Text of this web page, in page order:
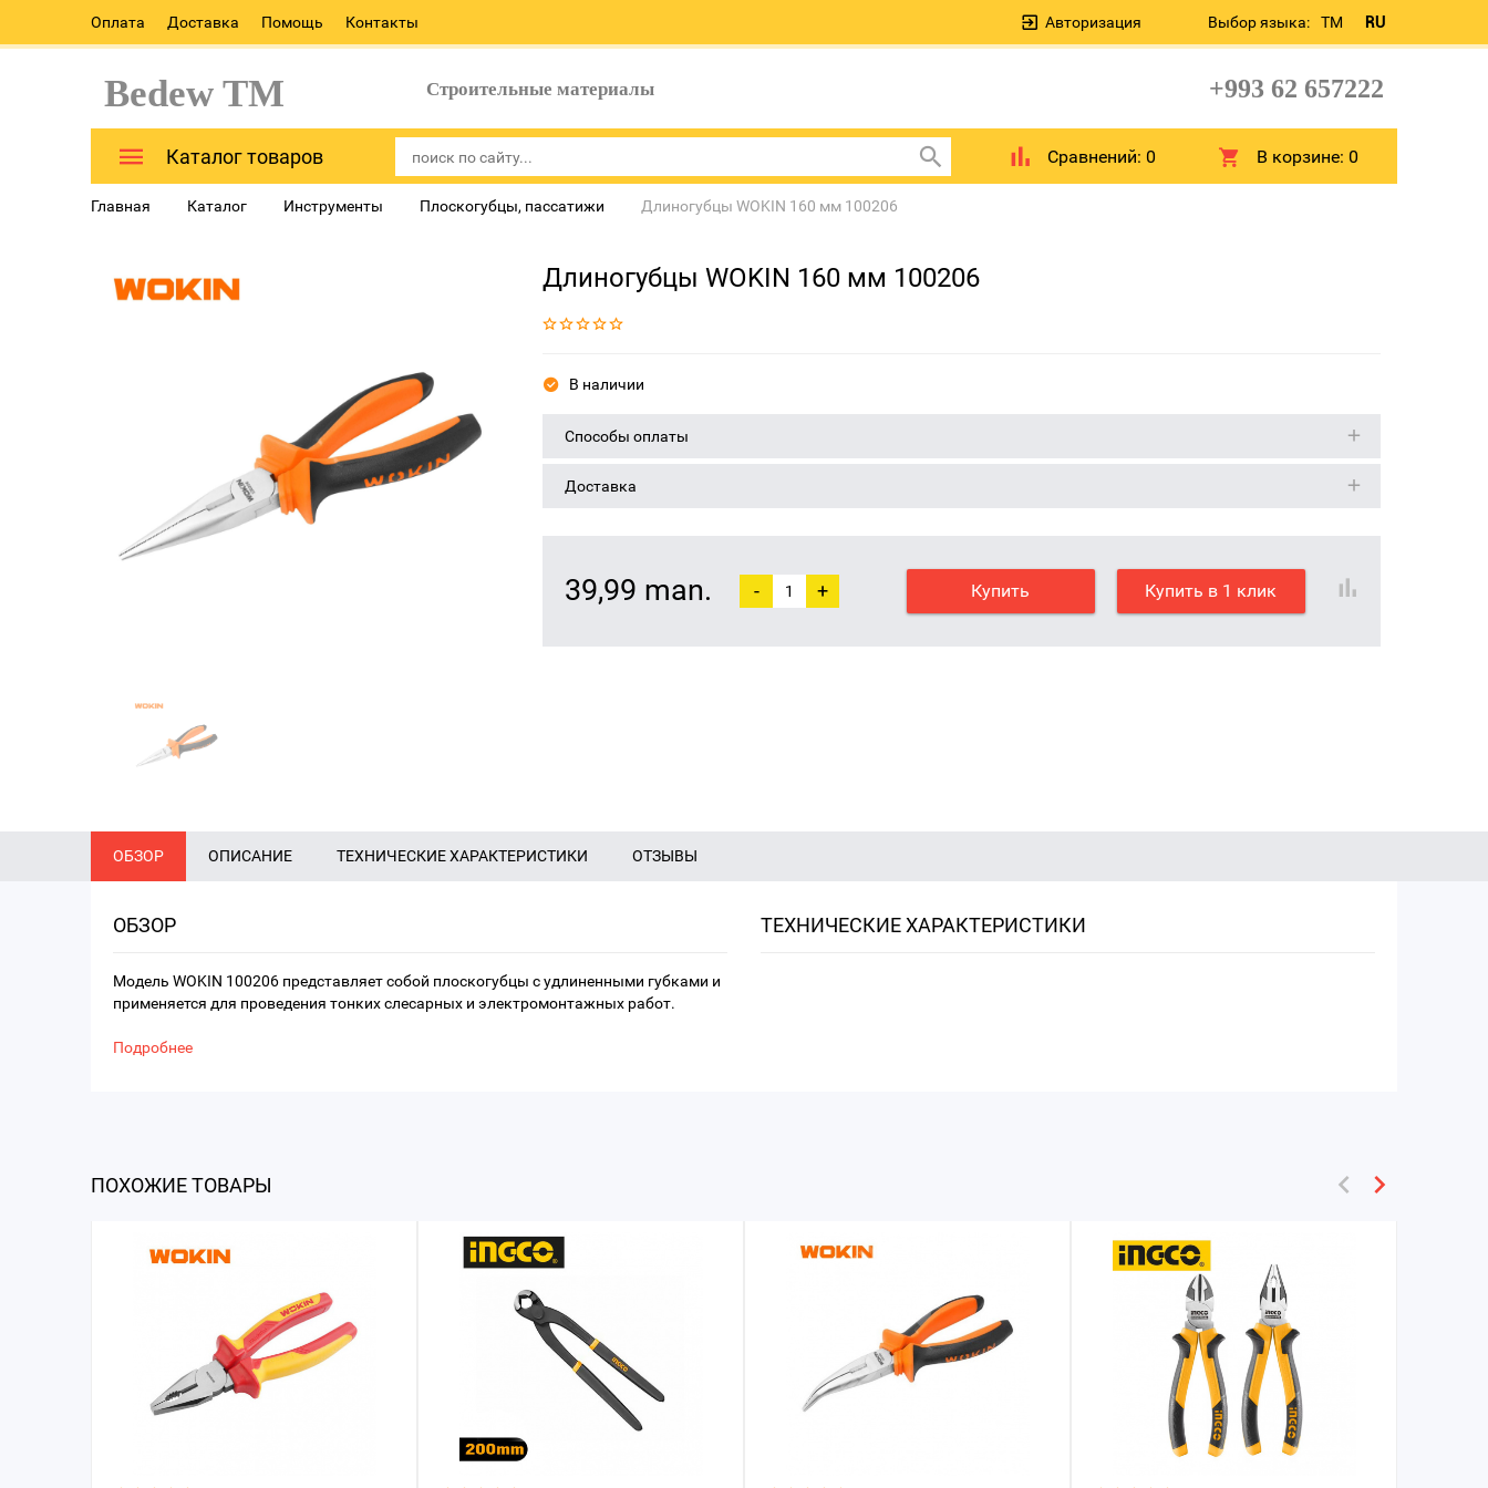
Оплата Доставка Помощь Контакты Выбор языка: TM RU
Авторизация
Bedew TM Строительные материалы +993 62 657222
Каталог товаров Сравнений: 0 В корзине:0
Главная Каталог Инструменты Плоскогубцы, пассатижи Длиногубцы WOKIN 160 мм 100206
Длиногубцы WOKIN 160 мм 100206
В наличии
Способы оплаты
Доставка
39,99 man. - + Купить Купить в 1 клик
ОБЗОР ОПИСАНИЕ ТЕХНИЧЕСКИЕ ХАРАКТЕРИСТИКИ ОТЗЫВЫ
ОБЗОР
Модель WOKIN 100206 представляет собой плоскогубцы с удлиненными губками и
применяется для проведения тонких слесарных и электромонтажных работ.
Подробнее
ТЕХНИЧЕСКИЕ ХАРАКТЕРИСТИКИ
ПОХОЖИЕ ТОВАРЫ